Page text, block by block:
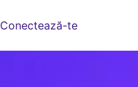
Conectează-te